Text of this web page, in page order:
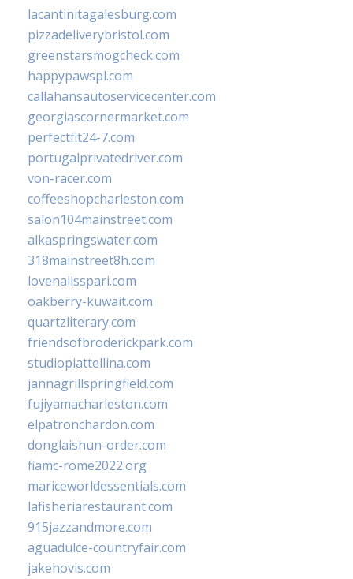
lacantinitagalesburg.com
pizzadeliverybristol.com
greenstarsmogcheck.com
happypawspl.com
callahansautoservicecenter.com
georgiascornermarket.com
perfectfit24-7.com
portugalprivatedriver.com
von-racer.com
coffeeshopcharleston.com
salon104mainstreet.com
alkaspringswater.com
318mainstreet8h.com
lovenailsspari.com
oakberry-kuwait.com
quartzliterary.com
friendsofbroderickpark.com
studiopiattellina.com
jannagrillspringfield.com
fujiyamacharleston.com
elpatronchardon.com
donglaishun-order.com
fiamc-rome2022.org
mariceworldessentials.com
lafisheriarestaurant.com
915jazzandmore.com
aguadulce-countryfair.com
jakehovis.com